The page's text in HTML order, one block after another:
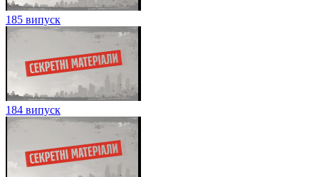
185 випуск
184 випуск